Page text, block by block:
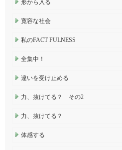
形から入る
寛容な社会
私のFACT FULNESS
全集中！
違いを受け止める
力、抜けてる？ その2
力、抜けてる？
体感する